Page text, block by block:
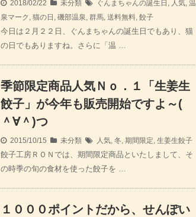
2018/02/22 未分類 ぐんまちゃんの誕生日 , 人気, 温
泉マーク , 猫の日 , 磯部温泉, 群馬, 送料無料, 餃子
今日は２月２２日、ぐんまちゃんの誕生日でもあり、猫
の日でもありますね。さらに「温 …
季節限定商品人気Ｎｏ．１「生姜生
餃子」が今年も販売開始ですよ～(
＾∀＾)つ
2015/10/15 未分類 人気, 冬, 期間限定, 生姜生餃子
餃子工房ＲＯＮでは、期間限定商品といたしまして、そ
の時季の旬の食材を使った餃子を …
１０００ポイントだから、せんぽい